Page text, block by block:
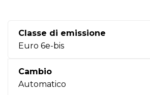
Classe di emissione
Euro 6e-bis
Cambio
Automatico